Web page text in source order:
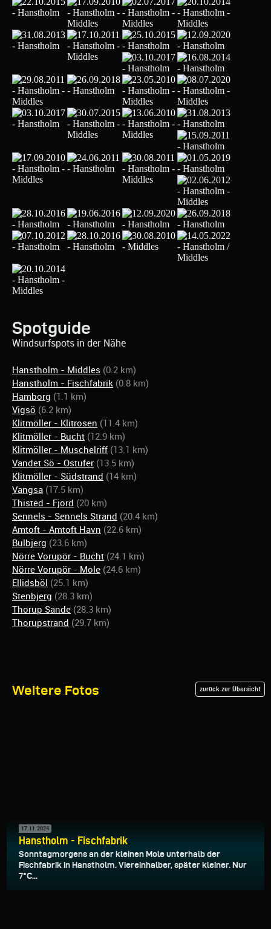
Spotguide
Windsurfspots in der Nähe
Hanstholm - Middles (0.2 km)
Hanstholm - Fischfabrik (0.8 km)
Hamborg (1.1 km)
Vigsö (6.2 km)
Klitmöller - Klitrosen (11.4 km)
Klitmöller - Bucht (12.9 km)
Klitmöller - Muschelriff (13.1 km)
Vandet Sö - Ostufer (13.5 km)
Klitmöller - Südstrand (14 km)
Vangsa (17.5 km)
Thisted - Fjord (20 km)
Sennels - Sennels Strand (20.4 km)
Amtoft - Amtoft Havn (22.6 km)
Bulbjerg (23.6 km)
Nörre Vorupör - Bucht (24.1 km)
Nörre Vorupör - Mole (24.6 km)
Ellidsböl (25.1 km)
Stenbjerg (28.3 km)
Thorup Sande (28.3 km)
Thorupstrand (29.7 km)
Weitere Fotos zurück zur Übersicht
17.11.2024
Hanstholm - Fischfabrik
Sonntagmorgens an der kleinen Mole unterhalb der
Fischfabrik in Hanstholm. Viereinhalber, später kleiner. Nur
7°C...